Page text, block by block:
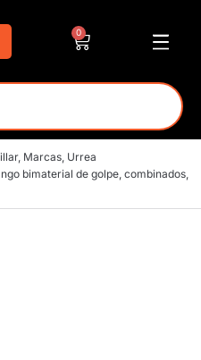
0
, Marcas, Urrea
bimaterial de golpe, combinados,